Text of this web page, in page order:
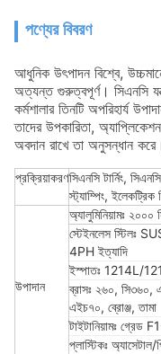
পণ্যের বিবরণ
আধুনিক উৎপাদন বিশ্বে,
অত্যন্ত গুরুত্বপূর্ণ। সিএনসি
কর্মশালার তিনটি অপরিহার্য
তাদের উপকারিতা,
অবদান রাখে তা অনুসন্ধান
প্রক্রিয়াকরণসিএনসি টার্নিং,
স্ট্যাম্পিং, ইলেকট্রিক
উপাদান
অ্যালুমিনিয়ামঃ
স্টেইনলেস
4PH ইত্যাদি
ইস্পাতঃ 1214L/
ব্রাসঃ ২৬০,
এইচ৭০, ব্রোঞ্জ, তামা
টাইটানিয়ামঃ গ্রেড
প্লাস্টিকঃ